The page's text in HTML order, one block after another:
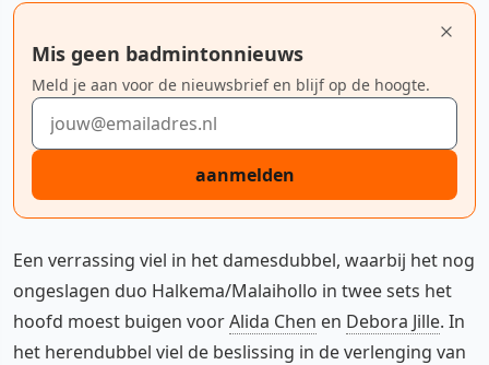
Mis geen badmintonnieuws
Meld je aan voor de nieuwsbrief en blijf op de hoogte.
E-mailadres
aanmelden
Een verrassing viel in het damesdubbel, waarbij het nog
ongeslagen duo Halkema/Malaihollo in twee sets het
hoofd moest buigen voorAlida Chen en Debora Jille. In
het herendubbel viel de beslissing in de verlenging van